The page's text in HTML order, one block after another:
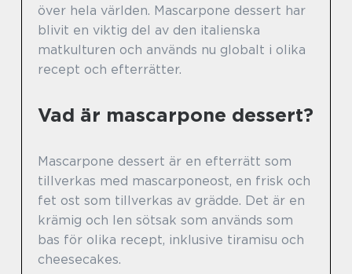
över hela världen. Mascarpone dessert har
blivit en viktig del av den italienska
matkulturen och används nu globalt i olika
recept och efterrätter.
Vad är mascarpone dessert?
Mascarpone dessert är en efterrätt som
tillverkas med mascarponeost, en frisk och
fet ost som tillverkas av grädde. Det är en
krämig och len sötsak som används som
bas för olika recept, inklusive tiramisu och
cheesecakes.